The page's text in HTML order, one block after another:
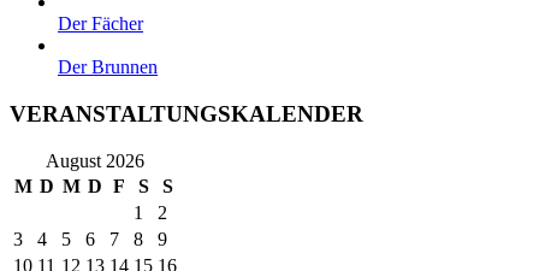
Der Fächer
Der Brunnen
VERANSTALTUNGSKALENDER
August 2026
M D M D F S S
1
2
3
4 5 6 7 8
9
10 11 12 13 14 15 16